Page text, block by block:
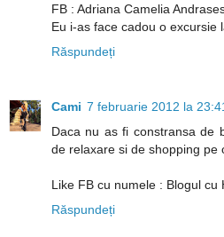
FB : Adriana Camelia
Eu i-as face cadou o excursie
Răspundeți
Cami 7 februarie 2012 la
Daca nu as fi constransa de
de relaxare si de shopping pe
Like FB cu numele : Blogul cu
Răspundeți